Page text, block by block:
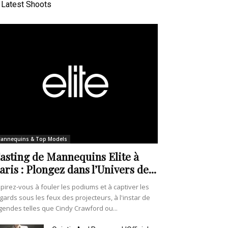
Latest Shoots
& Top Models
de Mannequins Elite à
: Plongez dans l’Univers de...
vous à fouler les podiums et à captiver les
sous les feux des projecteurs, à l'instar de
telles que Cindy Crawford ou...